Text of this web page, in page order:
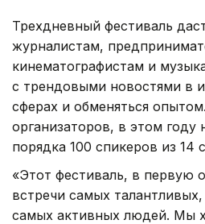
Трехдневный фестиваль
журналистам,
кинематографистам и
с трендовыми новостями в
сферах и обменяться
организаторов, в этом году
порядка 100 спикеров из 14
«Этот фестиваль, в первую
встречи самых
самых активных людей. Мы